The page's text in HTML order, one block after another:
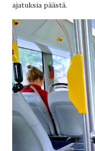
ajatuksia päästä.